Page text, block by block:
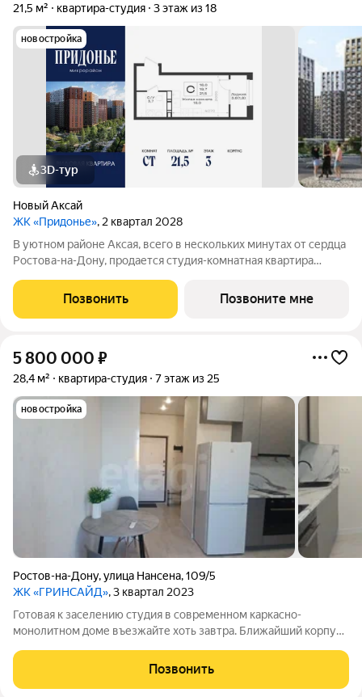
21,5 м²
квартира-студия 3 этаж из 18
новостройка
3D-тур
Новый Аксай
ЖК «Придонье», 2 квартал 2028
В уютном районе Аксая, всего в нескольких минутах от сердца
Ростова-на-Дону, продается студия-комнатная квартира
Квартира находится в жилом микрорайоне комфорт-класса
«Придонье» от ГК «ССК». О
Позвонить Позвоните мне
5 800 000 ₽
28,4 м² квартира-студия 7 этаж из 25
новостройка
Ростов-на-Дону,улица Нансена,109/5
ЖК «ГРИНСАЙД», 3 квартал 2023
Готовая к заселению студия в современном каркасно-
монолитном доме въезжайте хоть завтра. Ближайший корпус
с качественным ремонтом и продуманной мебелью: удобная
кухня с техникой (холодильник,
Позвонить